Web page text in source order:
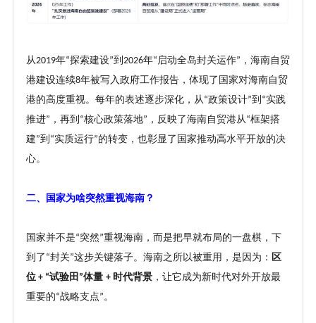
从2019年“探索建设”到 2026年“ 启动全岛封关运作” ，海南自贸
港建设连续8年被写入政府工作报告，体现了国家对海南自贸
港的高度重视。每年的表述逐步深化，从 “政策设计”到 “实践
推进” ，再到 “核心政策落地” ，反映了海南自贸港从 “框架搭
建”到 “实质运行”的转变，也彰显了国家推动高水平开放的决
心。
二、国家为啥突然重视海南？
国家并不是“突然”重视海南，而是把早就布局的一盘棋，下
到了 “封关”这步关键落子。海南之所以被重用，是因为： 区
位+ “试验田 ”体量 + 时代背景，让它成为新时代对外开放最
重要的“战略支点” 。